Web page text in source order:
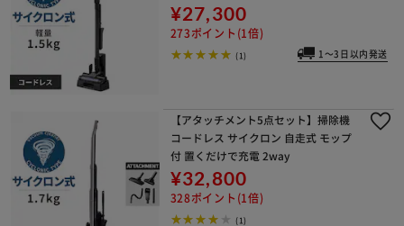
¥27,300
273ポイント(1倍)
(1) 1～3日以内発送
【アタッチメント5点セット】掃除機
コードレス サイクロン 自走式 モップ
付 置くだけで充電 2way
¥32,800
328ポイント(1倍)
(1)